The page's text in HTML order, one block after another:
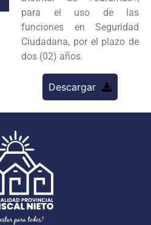
para el uso de las
funciones en Seguridad
Ciudadana, por el plazo de
dos (02) años.
Descargar